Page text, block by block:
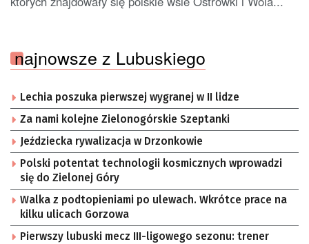
najnowsze z Lubuskiego
Lechia poszuka pierwszej wygranej w II lidze
Za nami kolejne Zielonogórskie Szeptanki
Jeździecka rywalizacja w Drzonkowie
Polski potentat technologii kosmicznych wprowadzi
się do Zielonej Góry
Walka z podtopieniami po ulewach. Wkrótce prace na
kilku ulicach Gorzowa
Pierwszy lubuski mecz III-ligowego sezonu: trener